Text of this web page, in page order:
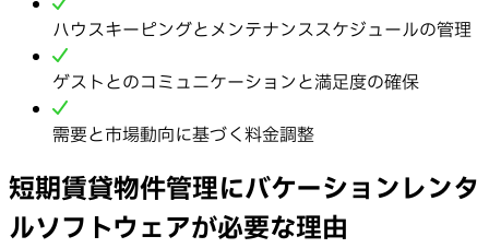
ハウスキーピングとメンテナンススケジュールの管理
ゲストとのコミュニケーションと満足度の確保
需要と市場動向に基づく料金調整
短期賃貸物件管理にバケーションレンタ
ルソフトウェアが必要な理由